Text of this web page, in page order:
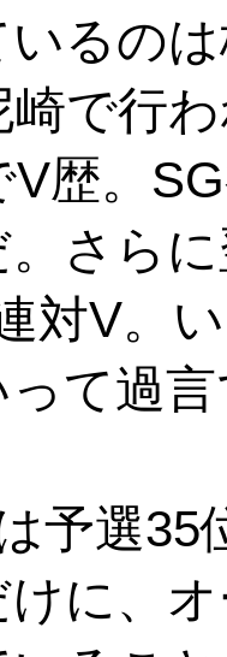
るの
で行
歴。
さら
対V。
て過
予選35
に、